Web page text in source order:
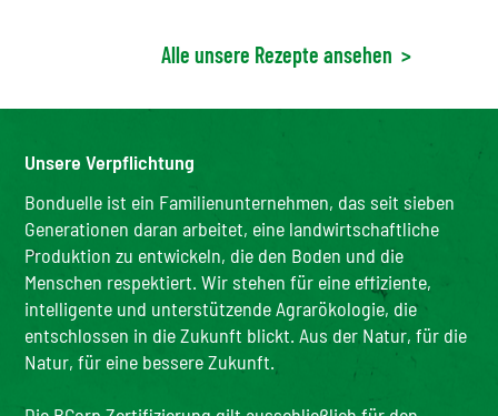
Alle unsere Rezepte ansehen >
Unsere Verpflichtung
Bonduelle ist ein Familienunternehmen, das seit sieben
Generationen daran arbeitet, eine landwirtschaftliche
Produktion zu entwickeln, die den Boden und die
Menschen respektiert. Wir stehen für eine effiziente,
intelligente und unterstützende Agrarökologie, die
entschlossen in die Zukunft blickt. Aus der Natur, für die
Natur, für eine bessere Zukunft.